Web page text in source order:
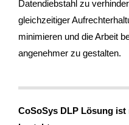
Datendiebstahl zu
gleichzeitiger
minimieren und die Arbeit
angenehmer zu gestalten.
CoSoSys DLP Lösung